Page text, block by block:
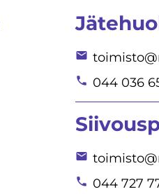
044 036
044 727